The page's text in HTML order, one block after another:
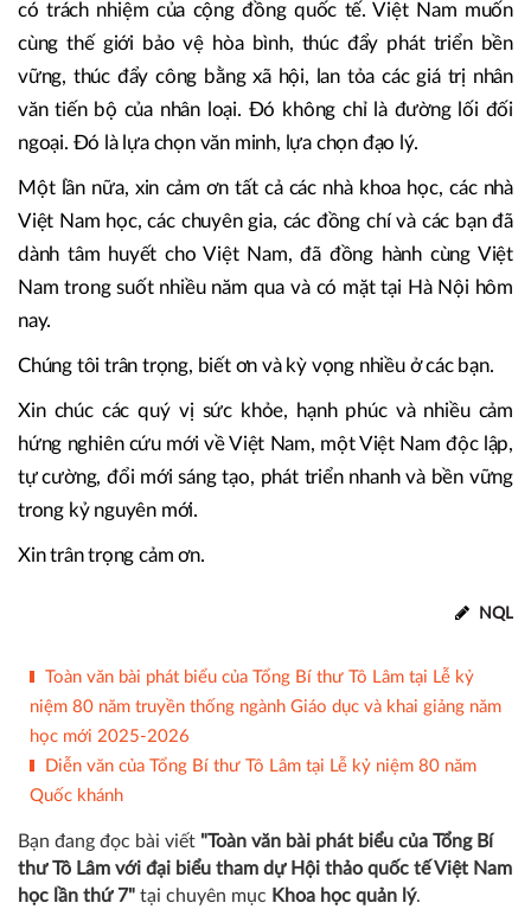
nước nào có thể giải quyết một mình. Vì thế, chúng tôi
luôn coi trọng đối thoại, hợp tác, tôn trọng luật pháp quốc
tế, đề cao chủ nghĩa đa phương hiệu quả, công bằng.
Việt Nam muốn là bạn tốt, là đối tác tin cậy, là thành viên
cùng thế giới bảo vệ hòa bình, thúc đẩy phát triển bền
vững, thúc đẩy công bằng xã hội, lan tỏa các giá trị nhân
văn tiến bộ của nhân loại. Đó không chỉ là đường lối đối
ngoại. Đó là lựa chọn văn minh, lựa chọn đạo lý.
Việt Nam học, các chuyên gia, các đồng chí và các bạn đã
dành tâm huyết cho Việt Nam, đã đồng hành cùng Việt
Nam trong suốt nhiều năm qua và có mặt tại Hà Nội hôm
nay.
Chúng tôi trân trọng, biết ơn và kỳ vọng nhiều ở các bạn.
Xin chúc các quý vị sức khỏe, hạnh phúc và nhiều cảm
hứng nghiên cứu mới về Việt Nam, một Việt Nam độc lập,
trong kỷ nguyên mới.
Xin trân trọng cảm ơn.
NQL
Toàn văn bài phát biểu của Tổng Bí thư Tô Lâm tại Lễ kỷ
niệm 80 năm truyền thống ngành Giáo dục và khai giảng năm
học mới 2025-2026